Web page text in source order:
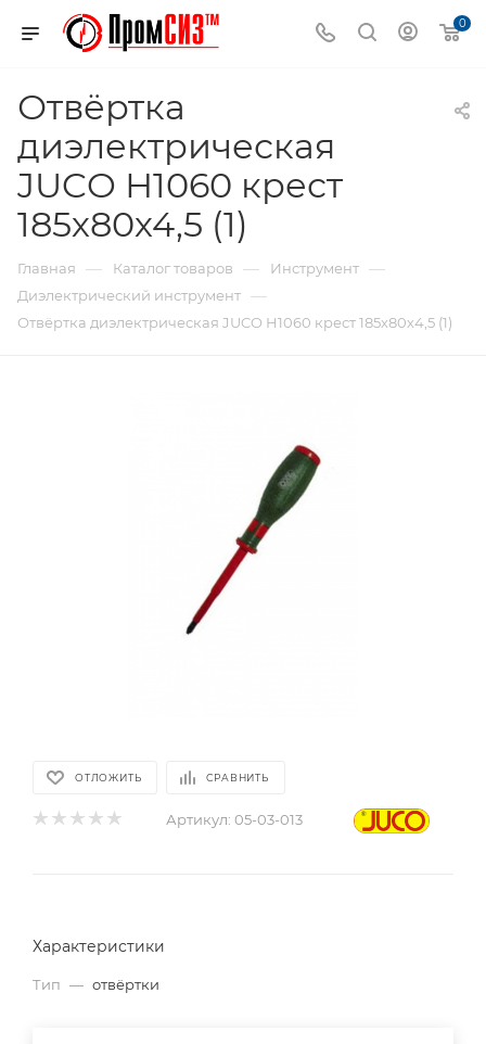
0
Отвёртка
диэлектрическая
JUCO Н1060 крест
185х80х4,5 (1)
Главная — Каталог товаров — Инструмент —
Диэлектрический инструмент —
Отвёртка диэлектрическая JUCO Н1060 крест 185х80х4,5 (1)
ОТЛОЖИТЬ СРАВНИТЬ
Артикул: 05-03-013
Характеристики
Тип — отвёртки